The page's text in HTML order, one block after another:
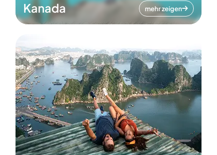
Kanada mehr zeigen